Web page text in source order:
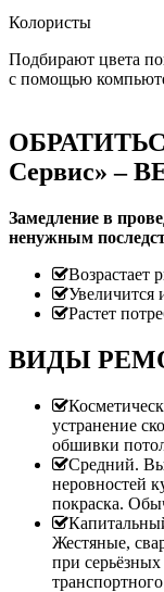
Колористы
Подбирают цвета
с помощью
Сервис» –
Замедление в
ненужным
Возрастает
Увеличится
Растет
ВИДЫ
устранение
обшивки
Средний.
неровностей
покраска.
Жестяные,
при